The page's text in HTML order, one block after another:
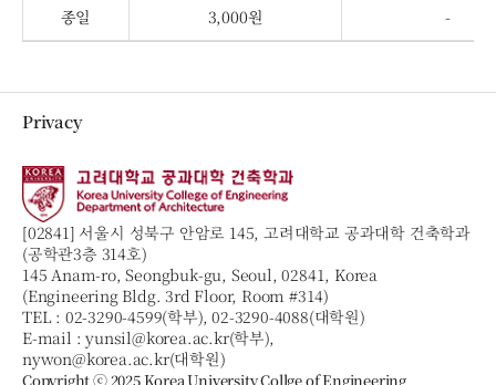
종일 3,000원 -
Privacy
[02841] 서울시 성북구 안암로 145, 고려대학교 공과대학 건축학과
(공학관3층 314호)
145 Anam-ro, Seongbuk-gu, Seoul, 02841, Korea
(Engineering Bldg. 3rd Floor, Room #314)
TEL : 02-3290-4599(학부), 02-3290-4088(대학원)
E-mail : yunsil@korea.ac.kr(학부),
nywon@korea.ac.kr(대학원)
Copyright ⓒ 2025 Korea University Collge of Engineering